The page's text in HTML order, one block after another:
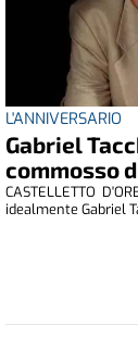
L'ANNIVERSARIO
Gabriel
commosso
CASTELLETTO
idealmente Gabriel